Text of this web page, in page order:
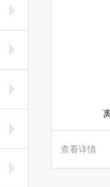
查看详情